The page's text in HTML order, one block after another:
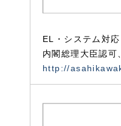
EL・システム対応
内閣総理大臣認
http://